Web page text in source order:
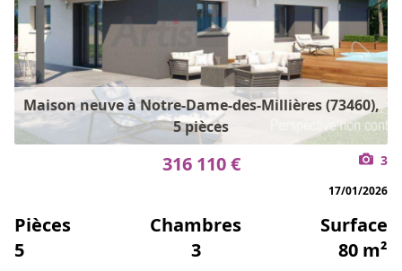
Maison neuve à Notre-Dame-des-Millières (73460),
5 pièces
316 110 € 3
17/01/2026
Pièces
5
Chambres
3
Surface
80 m²